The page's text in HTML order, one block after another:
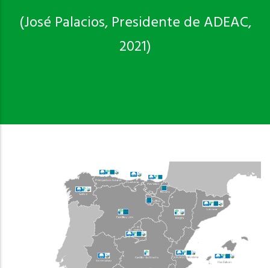
(José Palacios, Presidente de ADEAC,
2021)